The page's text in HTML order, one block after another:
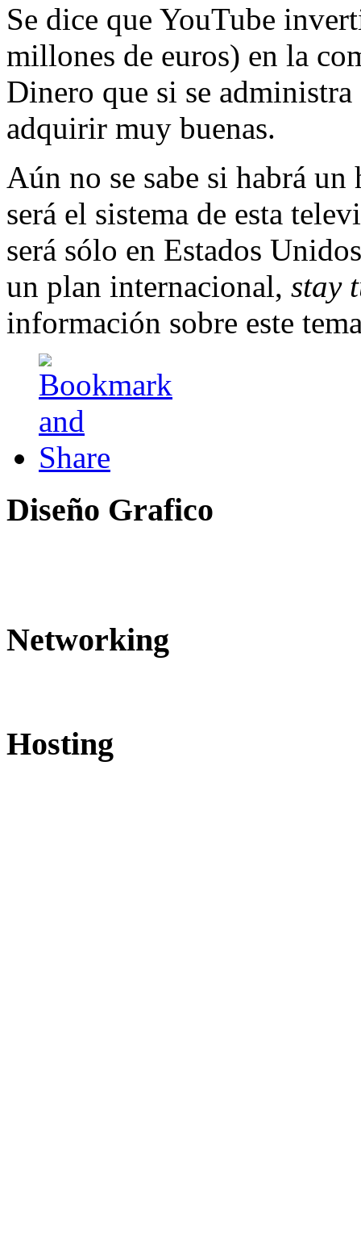
Se dice que YouTube
millones de euros) en la
Dinero que si se administra
adquirir muy buenas.
Aún no se sabe si habrá
será el sistema de esta
será sólo en Estados
un plan internacional, stay
información sobre este
Diseño Grafico
Networking
Hosting